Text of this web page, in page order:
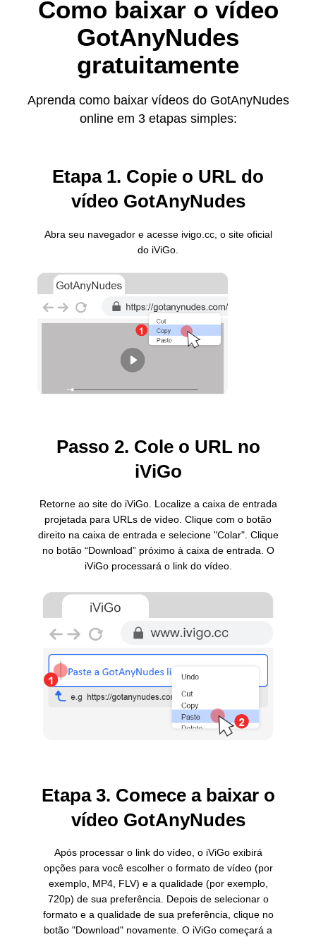
Como baixar o vídeo
GotAnyNudes
gratuitamente
Aprenda como baixar vídeos do GotAnyNudes
online em 3 etapas simples:
Etapa 1. Copie o URL do
vídeo GotAnyNudes
Abra seu navegador e acesse ivigo.cc, o site oficial
do iViGo.
Passo 2. Cole o URL no
iViGo
Retorne ao site do iViGo. Localize a caixa de entrada
projetada para URLs de vídeo. Clique com o botão
direito na caixa de entrada e selecione "Colar". Clique
no botão “Download” próximo à caixa de entrada. O
iViGo processará o link do vídeo.
Etapa 3. Comece a baixar o
vídeo GotAnyNudes
Após processar o link do vídeo, o iViGo exibirá
opções para você escolher o formato de vídeo (por
exemplo, MP4, FLV) e a qualidade (por exemplo,
720p) de sua preferência. Depois de selecionar o
formato e a qualidade de sua preferência, clique no
botão "Download" novamente. O iViGo começará a